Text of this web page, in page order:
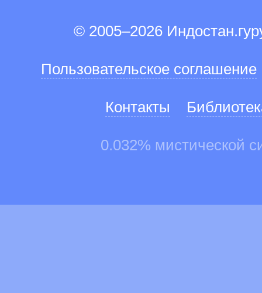
© 2005–2026
Пользовательское соглашение
Контакты
0.032% мистической